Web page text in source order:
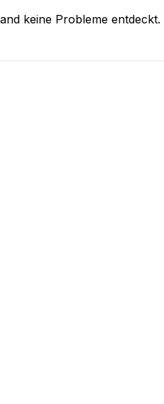
keine Probleme entdeckt.